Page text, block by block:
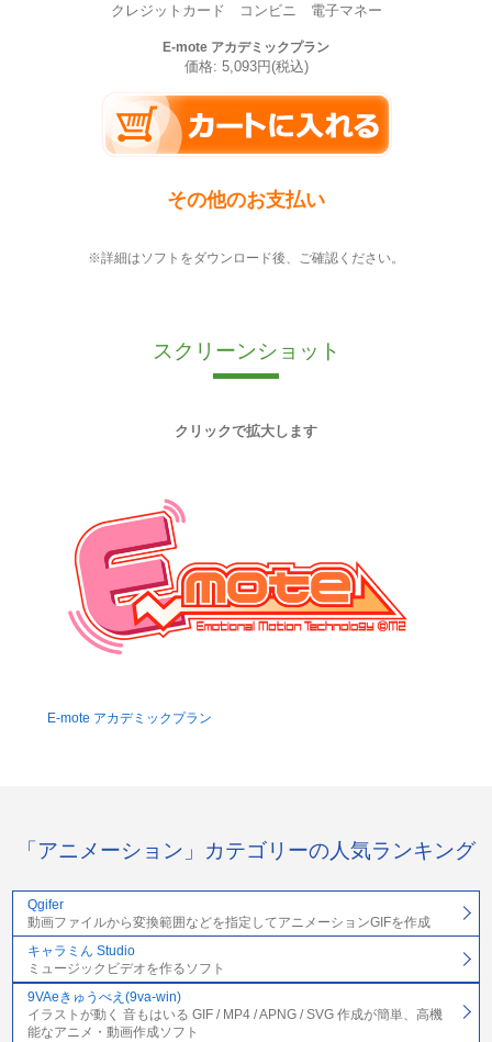
クレジットカード コンビニ 電子マネー
E-mote アカデミックプラン
価格: 5,093円(税込)
その他のお支払い
※詳細はソフトをダウンロード後、ご確認ください。
スクリーンショット
クリックで拡大します
E-mote アカデミックプラン
「アニメーション」カテゴリーの人気ランキング
Qgifer
動画ファイルから変換範囲などを指定してアニメーションGIFを作成
キャラミん Studio
ミュージックビデオを作るソフト
9VAeきゅうべえ(9va-win)
イラストが動く 音もはいる GIF / MP4 / APNG / SVG 作成が簡単、高機
能なアニメ・動画作成ソフト